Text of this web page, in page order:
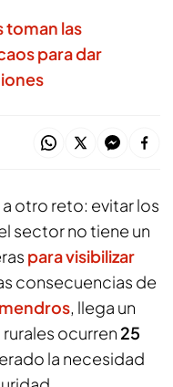
toman las
para dar
otro reto: evitar los
sector no tiene un
para visibilizar
consecuencias de
, llega un
ocurren 25
la necesidad